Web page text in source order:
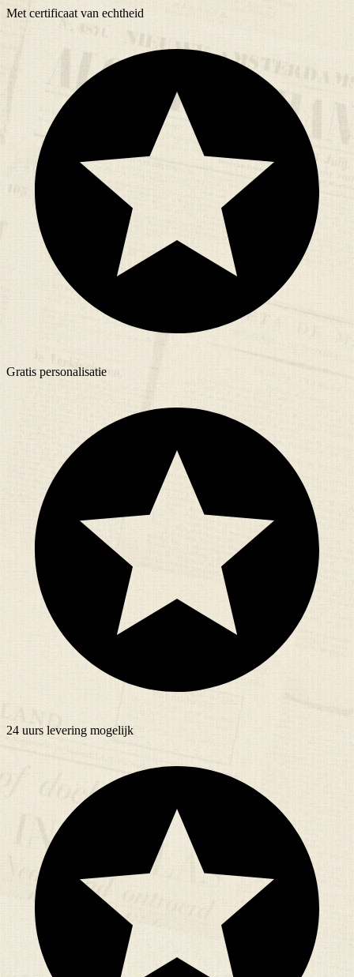
Met certificaat van echtheid
Gratis personalisatie
24 uurs levering mogelijk